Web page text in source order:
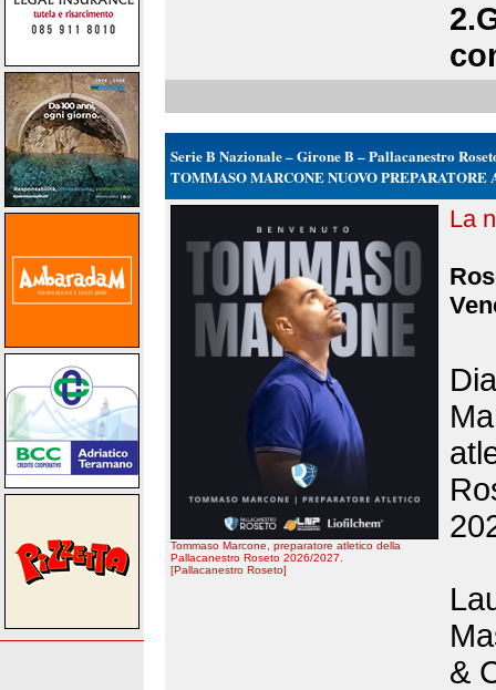
Serie B Nazionale – Girone B – Pallacanestro
TOMMASO MARCONE NUOVO PREPARATORE
Tommaso Marcone, preparatore atletico della
Pallacanestro Roseto 2026/2027.
[Pallacanestro Roseto]
La
&